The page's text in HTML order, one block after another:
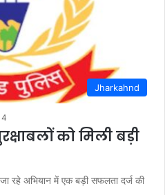
Jharkahnd
4
को मिली बड़ी
रहे अभियान में एक बड़ी सफलता दर्ज की